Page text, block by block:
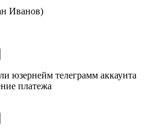
Иванов)
юзернейм телеграмм аккаунта
платежа